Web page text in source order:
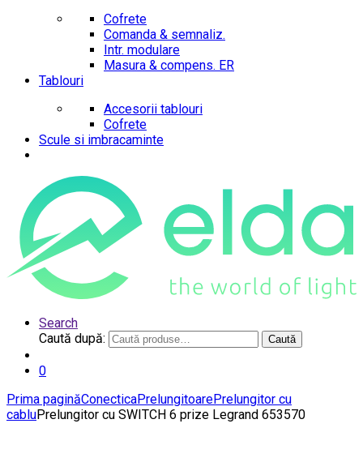
Cofrete
Comanda & semnaliz.
Intr. modulare
Masura & compens. ER
Tablouri
Accesorii tablouri
Cofrete
Scule si imbracaminte
Search
Caută după:
Caută
0
Prima paginăConecticaPrelungitoarePrelungitor cu
cabluPrelungitor cu SWITCH 6 prize Legrand 653570